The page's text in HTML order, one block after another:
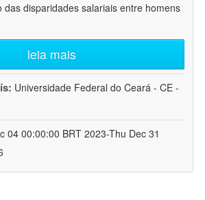
das disparidades salariais entre homens
leia mais
Universidade Federal do Ceará - CE -
04 00:00:00 BRT 2023-Thu Dec 31